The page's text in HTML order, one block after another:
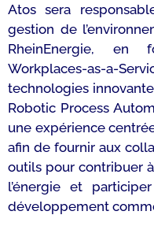
Atos sera
gestion de
RheinEnergie, en
Workplaces-as-a-
technologies
Robotic Process
une expérience
afin de fournir aux
outils pour contribuer
l’énergie et
développement